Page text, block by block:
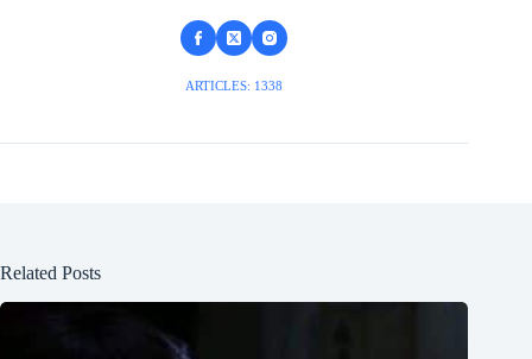
ARTICLES: 1338
Related Posts